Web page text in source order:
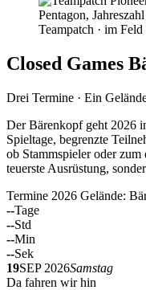
Teampatch · im
Closed Games
Drei Termine · Ein
Der Bärenkopf geht 2026
Spieltage, begrenzte
ob Stammspieler oder
teuerste Ausrüstung,
Termine 2026 Gelände:
--Tage
--Std
--Min
--Sek
19SEP 2026Samstag
Da fahren wir hin